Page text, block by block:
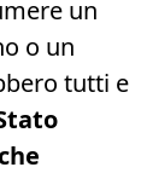
un
o un
tutti e